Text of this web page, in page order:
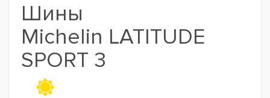
Шины
Michelin LATITUDE
SPORT 3